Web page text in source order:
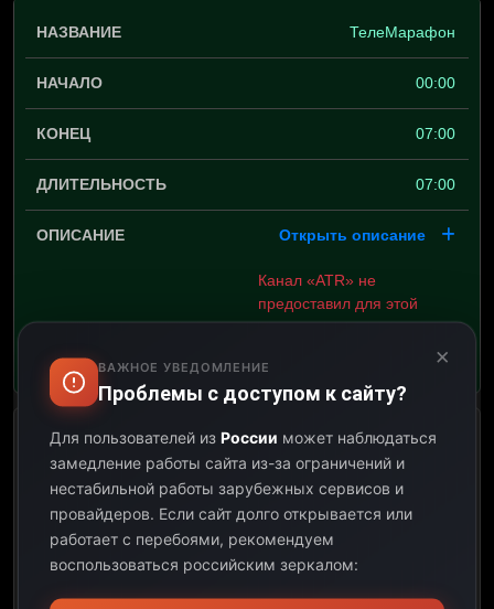
ТелеМарафон
00:00
07:00
07:00
Открыть описание
Канал «ATR» не
предоставил для этой
телепередачи описание.
Передачі з архіву каналу
×
ВАЖНОЕ УВЕДОМЛЕНИЕ
Проблемы с доступом к сайту?
Для пользователей из России может наблюдаться
замедление работы сайта из-за ограничений и
нестабильной работы зарубежных сервисов и
провайдеров. Если сайт долго открывается или
работает с перебоями, рекомендуем
воспользоваться российским зеркалом: